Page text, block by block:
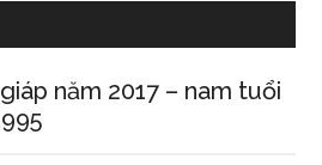
năm 2017 – nam tuổi